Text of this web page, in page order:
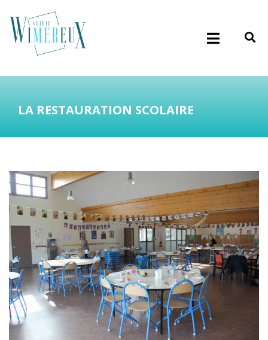
LA RESTAURATION SCOLAIRE